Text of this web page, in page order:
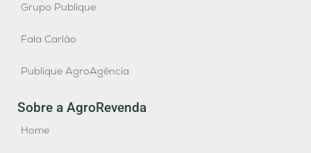
Grupo Publique
Fala Carlão
Publique AgroAgência
Sobre a AgroRevenda
Home